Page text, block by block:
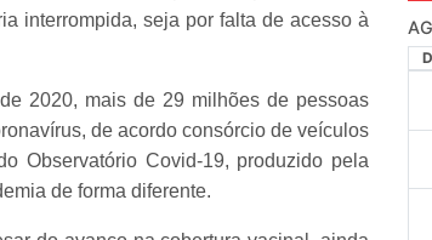
interrompida, seja por falta de acesso à
2020, mais de 29 milhões de pessoas
de acordo consórcio de veículos
Observatório Covid-19, produzido pela
de forma diferente.